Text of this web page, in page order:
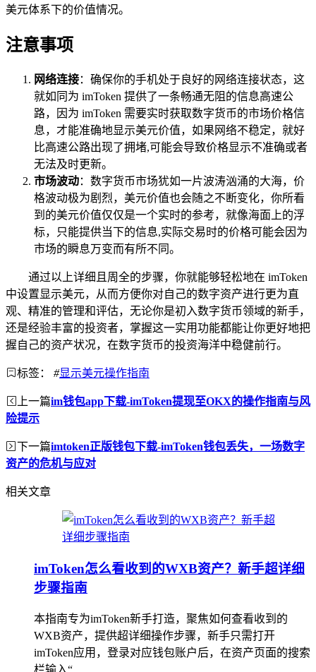
美元体系下的价值情况。
注意事项
网络连接：确保你的手机处于良好的网络连接状态，这
就如同为 imToken 提供了一条畅通无阻的信息高速公
路，因为 imToken 需要实时获取数字货币的市场价格信
息，才能准确地显示美元价值，如果网络不稳定，就好
比高速公路出现了拥堵,可能会导致价格显示不准确或者
无法及时更新。
市场波动：数字货币市场犹如一片波涛汹涌的大海，价
格波动极为剧烈，美元价值也会随之不断变化，你所看
到的美元价值仅仅是一个实时的参考，就像海面上的浮
标，只能提供当下的信息,实际交易时的价格可能会因为
市场的瞬息万变而有所不同。
通过以上详细且周全的步骤，你就能够轻松地在 imToken
中设置显示美元，从而方便你对自己的数字资产进行更为直
观、精准的管理和评估，无论你是初入数字货币领域的新手，
还是经验丰富的投资者，掌握这一实用功能都能让你更好地把
握自己的资产状况，在数字货币的投资海洋中稳健前行。
标签： #显示美元操作指南
上一篇im钱包app下载-imToken提现至OKX的操作指南与风
险提示
下一篇imtoken正版钱包下载-imToken钱包丢失，一场数字
资产的危机与应对
相关文章
imToken怎么看收到的WXB资产？新手超详细
步骤指南
本指南专为imToken新手打造，聚焦如何查看收到的
WXB资产，提供超详细操作步骤，新手只需打开
imToken应用，登录对应钱包账户后，在资产页面的搜索
栏输入“...